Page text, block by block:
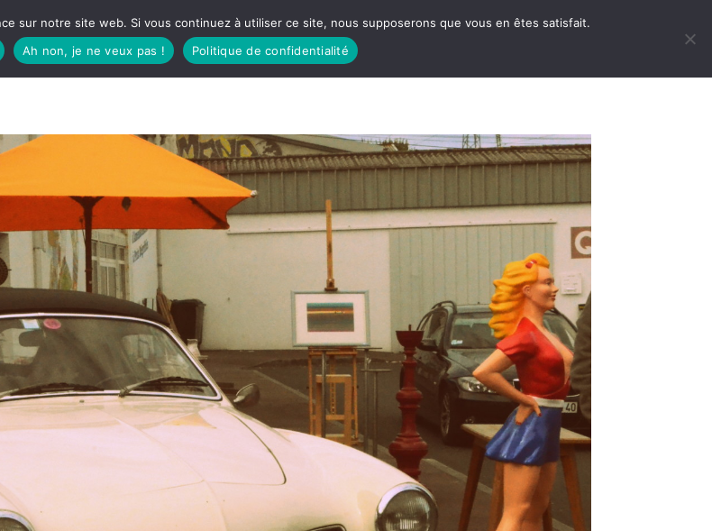
À MANGER CÔTÉ SORTIES GREEN LIFE
sur notre site web. Si vous continuez à utiliser ce site, nous supposerons que vous en êtes satisfait.
Ah non, je ne veux pas ! Politique de confidentialité